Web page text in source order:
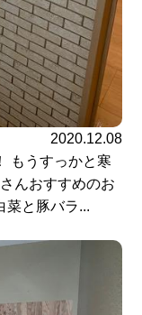
2020.12.08
もうすっかと寒
んおすすめのお
菜と豚バラ...